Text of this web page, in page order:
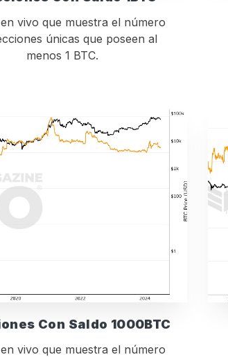
vivo que muestra el número
únicas que poseen al
menos 1 BTC.
Con Saldo 1000BTC
vivo que muestra el número